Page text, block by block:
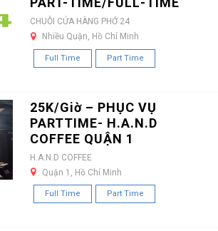
CHUỖI CỬA HÀNG PHỞ 24
Nhiều Quận, Hồ Chí Minh
Full Time Part Time
25K/Giờ – PHỤC VỤ
PARTTIME- H.A.N.D
COFFEE QUẬN 1
H.A.N.D COFFEE
Quận 1, Hồ Chí Minh
Full Time Part Time